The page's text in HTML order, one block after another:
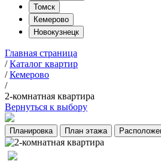
Томск
Кемерово
Новокузнецк
Главная страница
/Каталог квартир
/Кемерово
/
2-комнатная квартира
Вернуться к выбору
Планировка План этажа